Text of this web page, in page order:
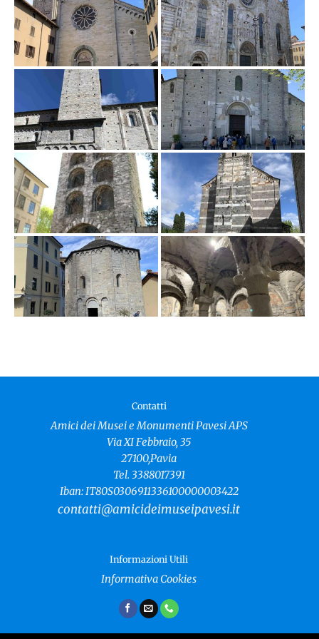
Contatti
Amici dei Musei e Monumenti Pavesi APS
Via XI Febbraio, 35
27100,Pavia
Tel. 3388017391
Iban: IT80S0306911336100000003422
contatti@amicideimuseipavesi.it
Informazioni Utili
Informativa Cookies